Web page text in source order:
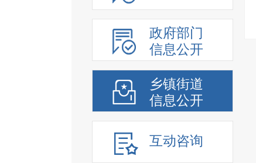
政府部门
信息公开
乡镇街道
信息公开
互动咨询